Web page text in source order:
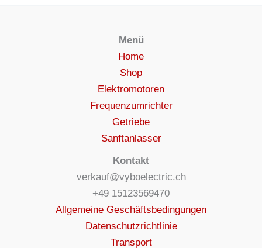
Menü
Home
Shop
Elektromotoren
Frequenzumrichter
Getriebe
Sanftanlasser
Kontakt
verkauf@vyboelectric.ch
+49 15123569470
Allgemeine Geschäftsbedingungen
Datenschutzrichtlinie
Transport